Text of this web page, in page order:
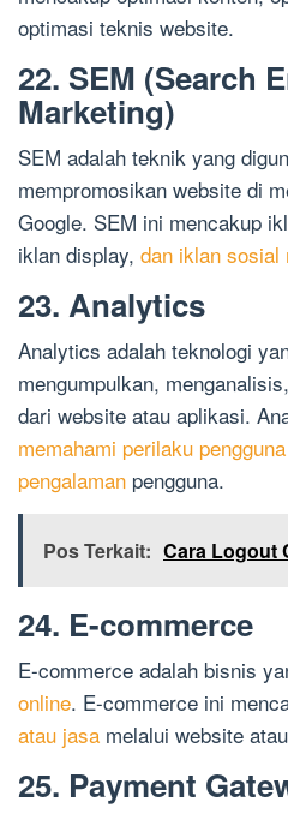
optimasi teknis website.
22. SEM (Search
Marketing)
SEM adalah teknik yang
mempromosikan website di
Google. SEM ini mencakup
iklan display, dan iklan sosial
23. Analytics
Analytics adalah teknologi
mengumpulkan,
dari website atau aplikasi.
memahami perilaku
pengalaman pengguna.
Pos Terkait: Cara Logout
24. E-commerce
E-commerce adalah bisnis
online. E-commerce ini
atau jasa melalui website
25. Payment